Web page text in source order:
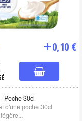
0,10 €
Poche 30cl
d'une poche 30cl